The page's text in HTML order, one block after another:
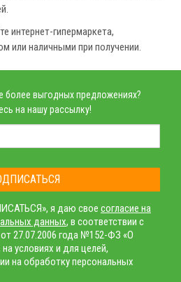
интернет-гипермаркета,
или наличными при получении.
более выгодных предложениях?
на нашу рассылку!
я даю свое согласие на
данных, в соответствии с
27.07.2006 года №152-ФЗ «О
условиях и для целей,
на обработку персональных